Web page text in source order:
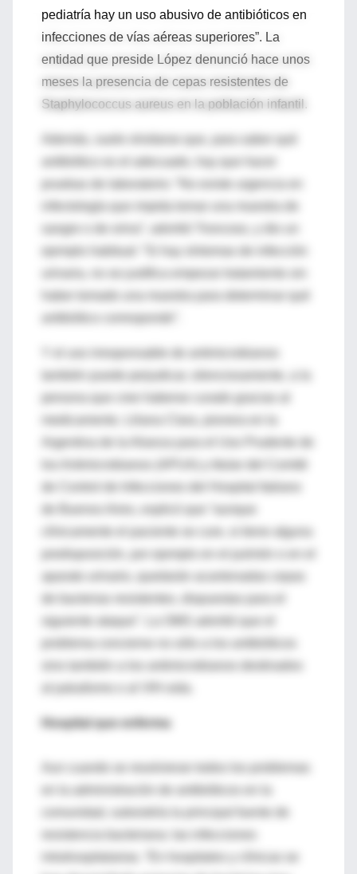
pediatría hay un uso abusivo de antibióticos en
infecciones de vías aéreas superiores”. La
entidad que preside López denunció hace unos
meses la presencia de cepas resistentes de
Staphylococcus aureus en la población infantil.
pruebas de laboratorio: “No existe urgencia en
infectología que impida tomar una muestra de
sangre o de orina”, advirtió Troncoso, y dio un
urinaria, no se justifica empezar tratamiento sin
Argentina de la Alianza para el Uso Prudente de
de Buenos Aires, explicó que “aunque
clínicamente el paciente se cure, si tiene alguna
aparato urinario, quedarán acantonadas cepas
siguiente ataque”. La OMS advirtió que el
Hospital que enferma